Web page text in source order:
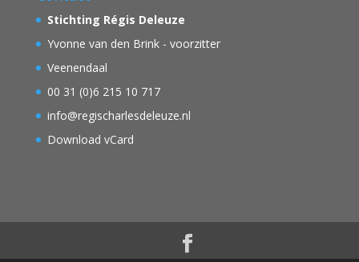
Stichting Régis Deleuze
Yvonne van den Brink - voorzitter
Veenendaal
00 31 (0)6 215 10 717
info@regischarlesdeleuze.nl
Download vCard